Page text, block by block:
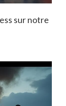
sur notre